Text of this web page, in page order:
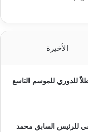
الأخيرة
للدوري للموسم التاسع
للرئيس السابق محمد